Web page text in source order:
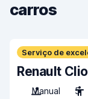
carros
Serviço de
Renault Clio
Manual
5